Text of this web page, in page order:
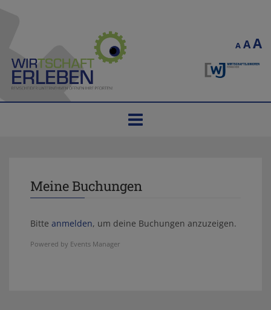
A AA
navigation
Meine Buchungen
Bitte anmelden, um deine Buchungen anzuzeigen.
Powered by Events Manager